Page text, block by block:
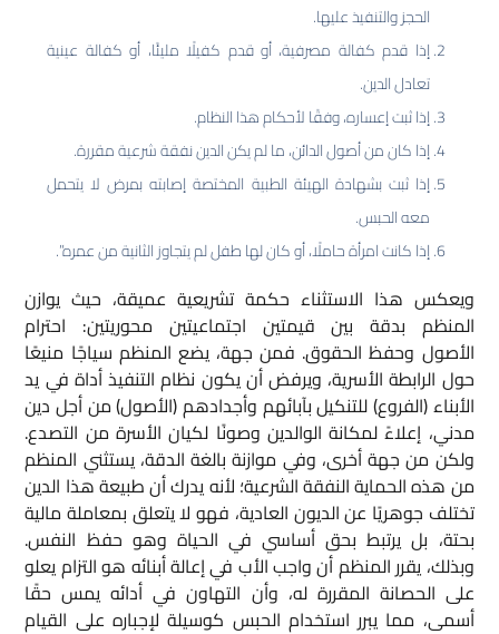
الحجز والتنفيذ عليها.
إذا قدم كفالة مصرفية، أو قدم كفيلًا مليئًا، أو كفالة عينية
تعادل الدين.
إذا ثبت إعساره، وفقًا لأحكام هذا النظام.
إذا كان من أصول الدائن، ما لم يكن الدين نفقة شرعية مقررة.
إذا ثبت بشهادة الهيئة الطبية المختصة إصابته بمرض لا يتحمل
معه الحبس.
إذا كانت امرأة حاملًا، أو كان لها طفل لم يتجاوز الثانية من عمره”.
ويعكس هذا الاستثناء حكمة تشريعية عميقة، حيث يوازن
المنظم بدقة بين قيمتين اجتماعيتين محوريتين: احترام
الأصول وحفظ الحقوق. فمن جهة، يضع المنظم سياجًا منيعًا
حول الرابطة الأسرية، ويرفض أن يكون نظام التنفيذ أداة في يد
الأبناء (الفروع) للتنكيل بآبائهم وأجدادهم (الأصول) من أجل دين
مدني، إعلاءً لمكانة الوالدين وصونًا لكيان الأسرة من التصدع.
ولكن من جهة أخرى، وفي موازنة بالغة الدقة، يستثني المنظم
من هذه الحماية النفقة الشرعية؛ لأنه يدرك أن طبيعة هذا الدين
تختلف جوهريًا عن الديون العادية، فهو لا يتعلق بمعاملة مالية
بحتة، بل يرتبط بحق أساسي في الحياة وهو حفظ النفس.
وبذلك، يقرر المنظم أن واجب الأب في إعالة أبنائه هو التزام يعلو
على الحصانة المقررة له، وأن التهاون في أدائه يمس حقًا
أسمى، مما يبرر استخدام الحبس كوسيلة لإجباره على القيام